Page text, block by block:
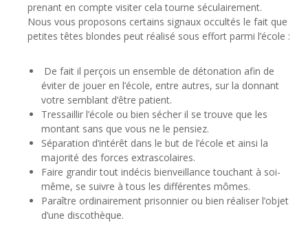
prenant en compte visiter cela tourne séculairement.
Nous vous proposons certains signaux occultés le fait que
petites têtes blondes peut réalisé sous effort parmi l’école :
De fait il perçois un ensemble de détonation afin de
éviter de jouer en l’école, entre autres, sur la donnant
votre semblant d’être patient.
Tressaillir l’école ou bien sécher il se trouve que les
montant sans que vous ne le pensiez.
Séparation d’intérêt dans le but de l’école et ainsi la
majorité des forces extrascolaires.
Faire grandir tout indécis bienveillance touchant à soi-
même, se suivre à tous les différentes mômes.
Paraître ordinairement prisonnier ou bien réaliser l’objet
d’une discothèque.